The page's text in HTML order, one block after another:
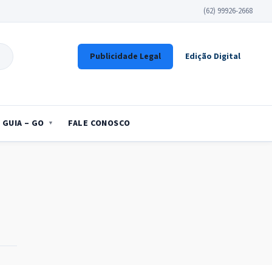
(62) 99926-2668
Publicidade Legal Edição Digital
GUIA – GO FALE CONOSCO